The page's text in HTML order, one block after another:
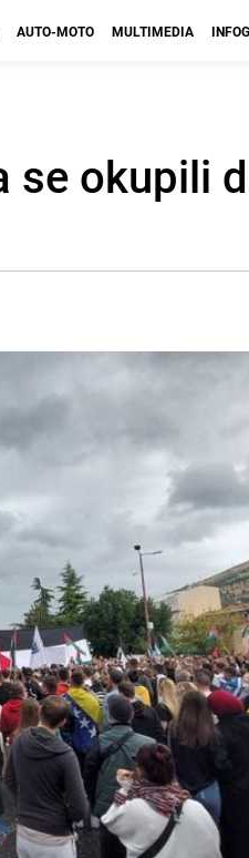
AUTO-MOTO MULTIMEDIA
se okupili